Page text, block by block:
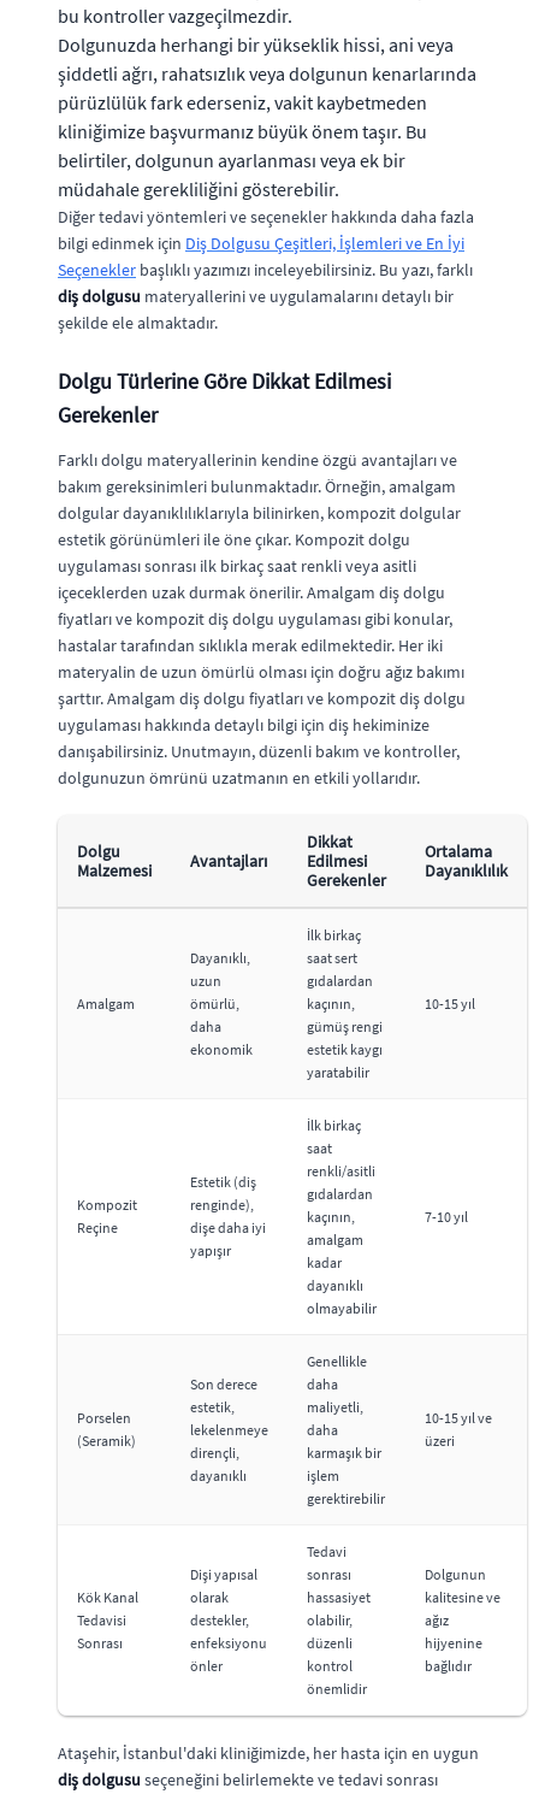
bu kontroller vazgeçilmezdir.
Dolgunuzda herhangi bir yükseklik hissi, ani veya
şiddetli ağrı, rahatsızlık veya dolgunun kenarlarında
pürüzlülük fark ederseniz, vakit kaybetmeden
kliniğimize başvurmanız büyük önem taşır. Bu
belirtiler, dolgunun ayarlanması veya ek bir
müdahale gerekliliğini gösterebilir.
Diğer tedavi yöntemleri ve seçenekler hakkında daha fazla
bilgi edinmek için Diş Dolgusu Çeşitleri, İşlemleri ve En İyi
Seçenekler başlıklı yazımızı inceleyebilirsiniz. Bu yazı, farklı
diş dolgusu materyallerini ve uygulamalarını detaylı bir
şekilde ele almaktadır.
Dolgu Türlerine Göre Dikkat Edilmesi
Gerekenler
Farklı dolgu materyallerinin kendine özgü avantajları ve
bakım gereksinimleri bulunmaktadır. Örneğin, amalgam
dolgular dayanıklılıklarıyla bilinirken, kompozit dolgular
estetik görünümleri ile öne çıkar. Kompozit dolgu
uygulaması sonrası ilk birkaç saat renkli veya asitli
içeceklerden uzak durmak önerilir. Amalgam diş dolgu
fiyatları ve kompozit diş dolgu uygulaması gibi konular,
hastalar tarafından sıklıkla merak edilmektedir. Her iki
materyalin de uzun ömürlü olması için doğru ağız bakımı
şarttır. Amalgam diş dolgu fiyatları ve kompozit diş dolgu
uygulaması hakkında detaylı bilgi için diş hekiminize
danışabilirsiniz. Unutmayın, düzenli bakım ve kontroller,
dolgunuzun ömrünü uzatmanın en etkili yollarıdır.
Dolgu
Malzemesi
Avantajları
Dikkat
Edilmesi
Gerekenler
Ortalama
Dayanıklılık
Amalgam
Dayanıklı,
uzun
ömürlü,
daha
ekonomik
İlk birkaç
saat sert
gıdalardan
kaçının,
gümüş rengi
estetik kaygı
yaratabilir
10-15 yıl
Kompozit
Reçine
Estetik (diş
renginde),
dişe daha iyi
yapışır
İlk birkaç
saat
renkli/asitli
gıdalardan
kaçının,
amalgam
kadar
dayanıklı
olmayabilir
7-10 yıl
Porselen
(Seramik)
Son derece
estetik,
lekelenmeye
dirençli,
dayanıklı
Genellikle
daha
maliyetli,
daha
karmaşık bir
işlem
gerektirebilir
10-15 yıl ve
üzeri
Kök Kanal
Tedavisi
Sonrası
Dişi yapısal
olarak
destekler,
enfeksiyonu
önler
Tedavi
sonrası
hassasiyet
olabilir,
düzenli
kontrol
önemlidir
Dolgunun
kalitesine ve
ağız
hijyenine
bağlıdır
Ataşehir, İstanbul'daki kliniğimizde, her hasta için en uygun
diş dolgusu seçeneğini belirlemekte ve tedavi sonrası